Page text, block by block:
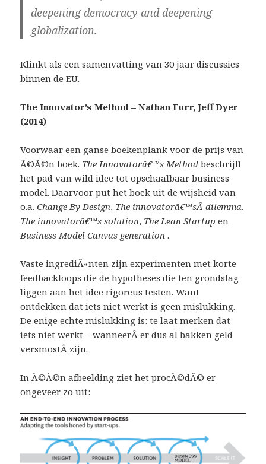
deepening democracy and deepening
globalization.
Klinkt als een samenvatting van 30 jaar discussies
binnen de EU.
The Innovator’s Method – Nathan Furr, Jeff Dyer
(2014)
Voorwaar een ganse boekenplank voor de prijs van
Ã©Ã©n boek. The Innovatorâ€™s Method beschrijft
het pad van wild idee tot opschaalbaar business
model. Daarvoor put het boek uit de wijsheid van
o.a.Change By Design, The innovatorâ€™sÂdilemma.
The innovatorâ€™s solution, The Lean Startup en
Business Model Canvas generation .
Vaste ingrediÃ«nten zijn experimenten met korte
feedbackloops die de hypotheses die ten grondslag
liggen aan het idee rigoreus testen. Want
ontdekken dat iets niet werkt is geen mislukking.
De enige echte mislukking is: te laat merken dat
iets niet werkt – wanneerÂ er dus al bakken geld
versmostÂ zijn.
In Ã©Ã©n afbeelding ziet het procÃ©dÃ© er
ongeveer zo uit: